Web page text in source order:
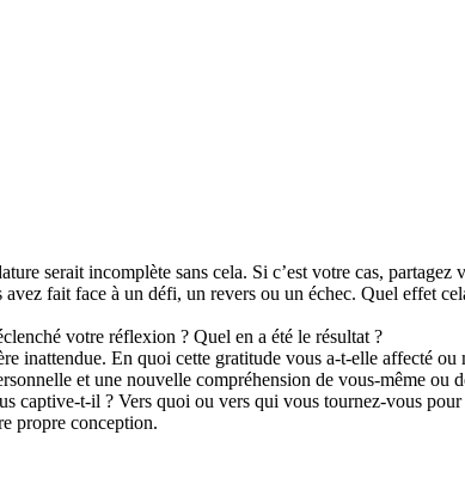
serait incomplète sans cela. Si c’est votre cas, partagez
fait face à un défi, un revers ou un échec. Quel effet
votre réflexion ? Quel en a été le résultat ?
inattendue. En quoi cette gratitude vous a-t-elle affecté ou
et une nouvelle compréhension de vous-même ou
captive-t-il ? Vers quoi ou vers qui vous tournez-vous pour
propre conception.